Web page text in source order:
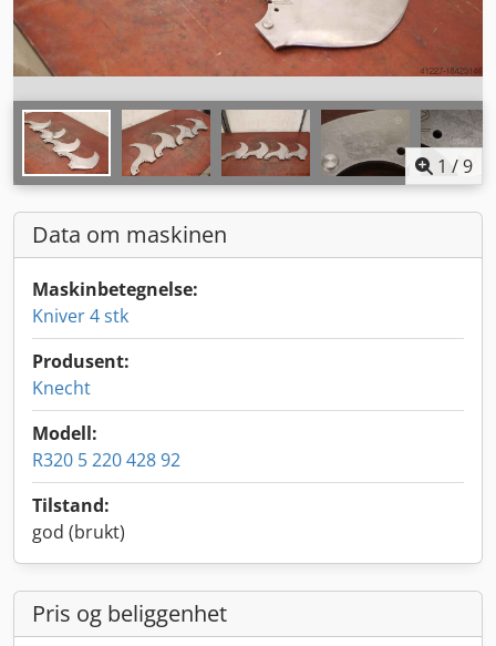
1 /9
Data om maskinen
Maskinbetegnelse:
Kniver 4 stk
Produsent:
Knecht
Modell:
R320 5 220 428 92
Tilstand:
god (brukt)
Pris og beliggenhet